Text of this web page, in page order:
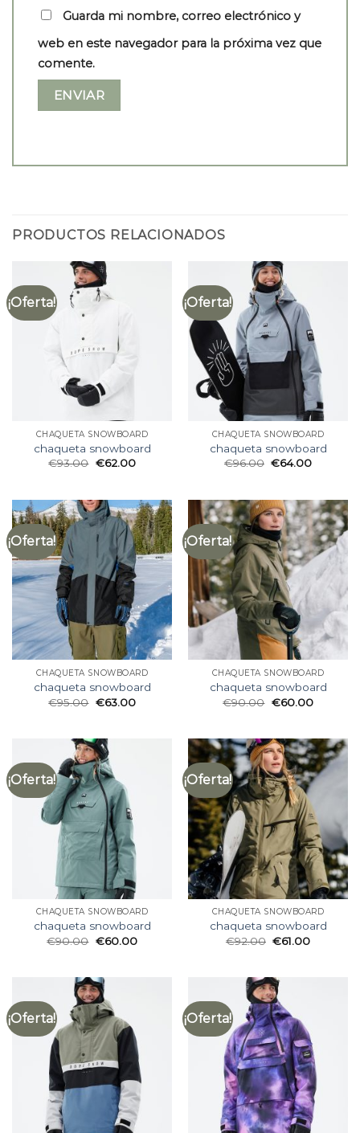
Guarda mi nombre, correo electrónico y
web en este navegador para la próxima vez que
comente.
PRODUCTOS RELACIONADOS
¡Oferta!
CHAQUETA SNOWBOARD
chaqueta snowboard
€93.00 €62.00
¡Oferta!
CHAQUETA SNOWBOARD
chaqueta snowboard
€96.00 €64.00
¡Oferta!
CHAQUETA SNOWBOARD
chaqueta snowboard
€95.00 €63.00
¡Oferta!
CHAQUETA SNOWBOARD
chaqueta snowboard
€90.00 €60.00
¡Oferta!
CHAQUETA SNOWBOARD
chaqueta snowboard
€90.00 €60.00
¡Oferta!
CHAQUETA SNOWBOARD
chaqueta snowboard
€92.00 €61.00
¡Oferta! ¡Oferta!